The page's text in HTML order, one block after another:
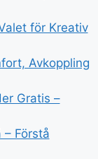
för Kreativ
Avkoppling
Gratis –
Förstå